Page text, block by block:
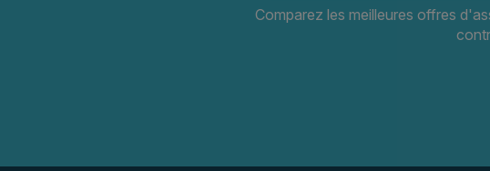
Comparez les meilleures offres